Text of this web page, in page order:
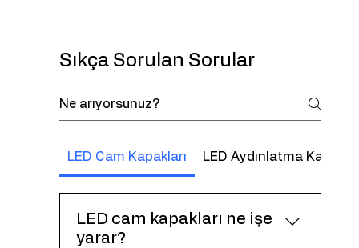
Sıkça Sorulan Sorular
LED Cam Kapakları LED Aydınlatma
LED cam kapakları ne işe
yarar?